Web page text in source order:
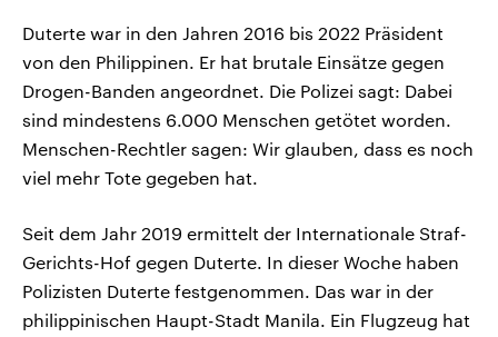
Duterte war in den Jahren 2016 bis 2022 Präsident
von den Philippinen. Er hat brutale Einsätze gegen
Drogen-Banden angeordnet. Die Polizei sagt: Dabei
sind mindestens 6.000 Menschen getötet worden.
Menschen-Rechtler sagen: Wir glauben, dass es noch
viel mehr Tote gegeben hat.
Seit dem Jahr 2019 ermittelt der Internationale Straf-
Gerichts-Hof gegen Duterte. In dieser Woche haben
Polizisten Duterte festgenommen. Das war in der
philippinischen Haupt-Stadt Manila. Ein Flugzeug hat